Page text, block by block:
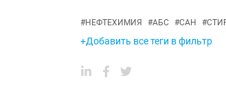
#НЕФТЕХИМИЯ #АБС #САН #
+Добавить все теги в фильтр